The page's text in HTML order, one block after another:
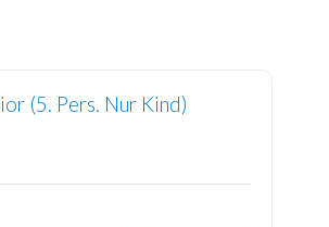
(5. Pers. Nur Kind)